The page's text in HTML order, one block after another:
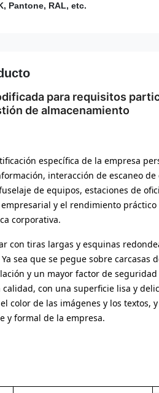
Pantone, RAL, etc.
para requisitos
de almacenamiento
específica de la empresa
interacción de escaneo
de equipos, estaciones de
y el rendimiento
corporativa.
con tiras largas y esquinas
sea que se pegue sobre
y un mayor factor de
con una superficie lisa y
color de las imágenes y los textos,
y formal de la empresa.